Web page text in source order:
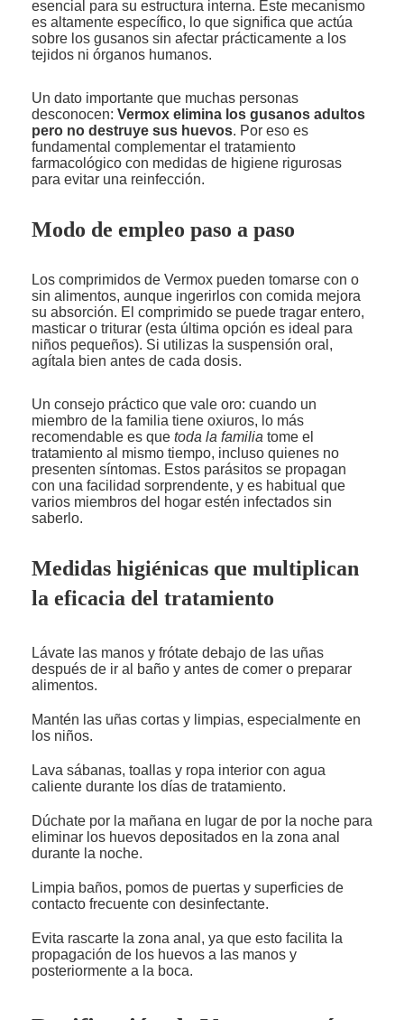
esencial para su estructura interna. Este mecanismo
es altamente específico, lo que significa que actúa
sobre los gusanos sin afectar prácticamente a los
tejidos ni órganos humanos.
Un dato importante que muchas personas
desconocen: Vermox elimina los gusanos adultos
pero no destruye sus huevos. Por eso es
fundamental complementar el tratamiento
farmacológico con medidas de higiene rigurosas
para evitar una reinfección.
Modo de empleo paso a paso
Los comprimidos de Vermox pueden tomarse con o
sin alimentos, aunque ingerirlos con comida mejora
su absorción. El comprimido se puede tragar entero,
masticar o triturar (esta última opción es ideal para
niños pequeños). Si utilizas la suspensión oral,
agítala bien antes de cada dosis.
Un consejo práctico que vale oro: cuando un
miembro de la familia tiene oxiuros, lo más
recomendable es que toda la familia tome el
tratamiento al mismo tiempo, incluso quienes no
presenten síntomas. Estos parásitos se propagan
con una facilidad sorprendente, y es habitual que
varios miembros del hogar estén infectados sin
saberlo.
Medidas higiénicas que multiplican
la eficacia del tratamiento
Lávate las manos y frótate debajo de las uñas
después de ir al baño y antes de comer o preparar
alimentos.
Mantén las uñas cortas y limpias, especialmente en
los niños.
Lava sábanas, toallas y ropa interior con agua
caliente durante los días de tratamiento.
Dúchate por la mañana en lugar de por la noche para
eliminar los huevos depositados en la zona anal
durante la noche.
Limpia baños, pomos de puertas y superficies de
contacto frecuente con desinfectante.
Evita rascarte la zona anal, ya que esto facilita la
propagación de los huevos a las manos y
posteriormente a la boca.